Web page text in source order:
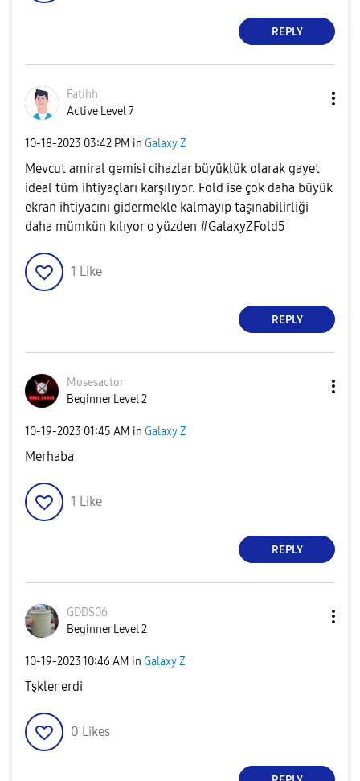
REPLY
Fatihh
Active Level 7
‎10-18-2023 03:42 PM in Galaxy Z
Mevcut amiral gemisi cihazlar büyüklük olarak gayet
ideal tüm ihtiyaçları karşılıyor. Fold ise çok daha büyük
ekran ihtiyacını gidermekle kalmayıp taşınabilirliği
daha mümkün kılıyor o yüzden #GalaxyZFold5
1 Like
REPLY
Mosesactor
Beginner Level 2
‎10-19-2023 01:45 AM in Galaxy Z
Merhaba
1 Like
REPLY
GDDS06
Beginner Level 2
‎10-19-202310:46 AM in Galaxy Z
Tşkler erdi
0 Likes